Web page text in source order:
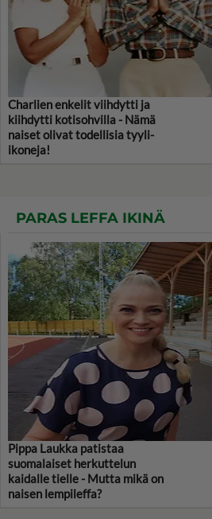
Charlien enkelit viihdytti ja
kiihdytti kotisohvilla - Nämä
naiset olivat todellisia tyyli-
ikoneja!
PARAS LEFFA IKINÄ
Pippa Laukka patistaa
suomalaiset herkuttelun
kaidalle tielle - Mutta mikä on
naisen lempileffa?